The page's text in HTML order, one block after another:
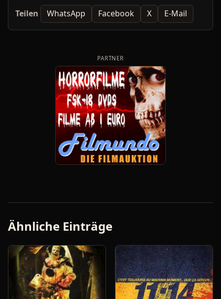
Teilen WhatsApp Facebook X E-Mail
PARTNER
Ähnliche Einträge